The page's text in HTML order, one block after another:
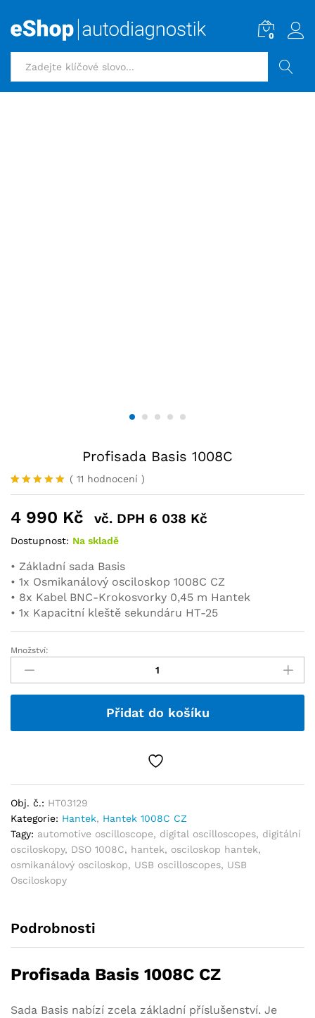
0
Profisada Basis 1008C
Hodnoceno
na základě
9
zákazníků
( 11 hodnocení )
4 990 Kč vč. DPH 6 038 Kč
Dostupnost: Na skladě
• Základní sada Basis
• 1x Osmikanálový osciloskop 1008C CZ
• 8x Kabel BNC-Krokosvorky 0,45 m Hantek
• 1x Kapacitní kleště sekundáru HT-25
Množství:
Přidat do košíku
Obj. č.: HT03129
Kategorie: Hantek, Hantek 1008C CZ
Tagy: automotive oscilloscope, digital oscilloscopes, digitální
osciloskopy, DSO 1008C, hantek, osciloskop hantek,
osmikanálový osciloskop, USB oscilloscopes, USB
Osciloskopy
Podrobnosti
Profisada Basis 1008C CZ
Sada Basis nabízí zcela základní příslušenství. Je